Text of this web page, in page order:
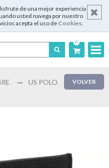
de una mejor experiencia
usted navega por nuestro
acepta el uso de Cookies.
0
VOLVER
US POLO